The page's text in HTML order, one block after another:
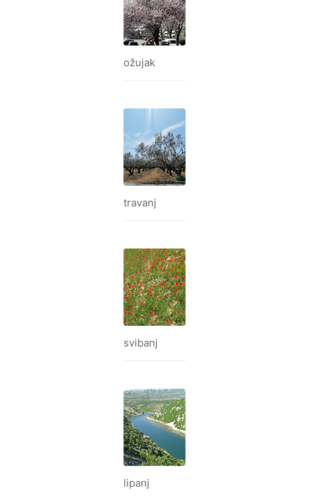
ožujak
travanj
svibanj
lipanj